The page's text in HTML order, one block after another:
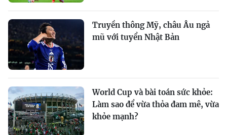
Truyền thông Mỹ, châu Âu ngả
mũ với tuyển Nhật Bản
World Cup và bài toán sức khỏe:
Làm sao để vừa thỏa đam mê, vừa
khỏe mạnh?